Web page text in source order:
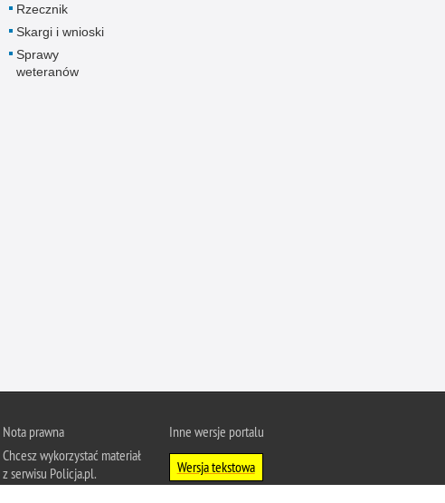
Nietrzeźwi pracownicy
Niszczenie mienia
Nowoczesne technologie w pracy Policji
Pożary i podpalenia
Pranie brudnych pieniędzy
Prawa człowieka
Rzecznik
Skargi i wnioski
Sprawy
weteranów
Nota prawna
Chcesz wykorzystać materiał
z serwisu Policja.pl.
Inne wersje portalu
Wersja tekstowa